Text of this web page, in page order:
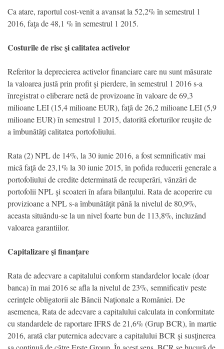
Ca atare, raportul cost-venit a avansat la 52,2% în semestrul 1
2016, faţa de 48,1 % în semestrul 1 2015.
Costurile de risc şi calitatea activelor
Referitor la deprecierea activelor financiare care nu sunt măsurate
la valoarea justă prin profit şi pierdere, în semestrul 1 2016 s-a
înregistrat o eliberare netă de provizoane în valoare de 69,3
milioane LEI (15,4 milioane EUR), faţă de 26,2 milioane LEI (5,9
milioane EUR) în semestrul 1 2015, datorită eforturilor reuşite de
a îmbunătăţi calitatea portofoliului.
Rata (2) NPL de 14%, la 30 iunie 2016, a fost semnificativ mai
mică faţă de 23,1% la 30 iunie 2015, în pofida reducerii generale a
portofoliului de credite determinată de recuperări, vânzări de
portofolii NPL şi scoateri în afara bilanţului. Rata de acoperire cu
provizioane a NPL s-a îmbunătăţit până la nivelul de 80,9%,
aceasta situându-se la un nivel foarte bun de 113,8%, incluzând
valoarea garantiilor.
Capitalizare şi finanţare
Rata de adecvare a capitalului conform standardelor locale (doar
banca) în mai 2016 se afla la nivelul de 23%, semnificativ peste
cerinţele obligatorii ale Băncii Naţionale a României. De
asemenea, Rata de adecvare a capitalului calculata in conformitate
cu standardele de raportare IFRS de 21,6% (Grup BCR), în martie
2016, arată clar puternica adecvare a capitalului BCR şi susţinerea